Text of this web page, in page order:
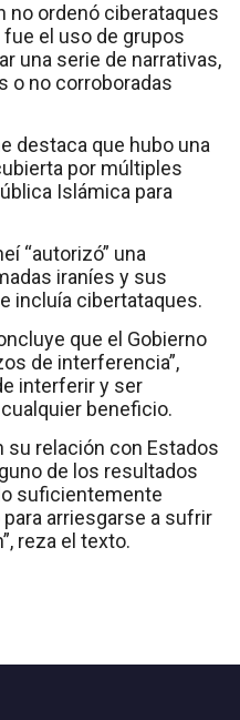
no ordenó ciberataques
fue el uso de grupos
una serie de narrativas,
o no corroboradas
destaca que hubo una
por múltiples
Islámica para
“autorizó” una
iraníes y sus
incluía cibertataques.
que el Gobierno
de interferencia”,
interferir y ser
beneficio.
su relación con Estados
de los resultados
suficientemente
arriesgarse a sufrir
reza el texto.